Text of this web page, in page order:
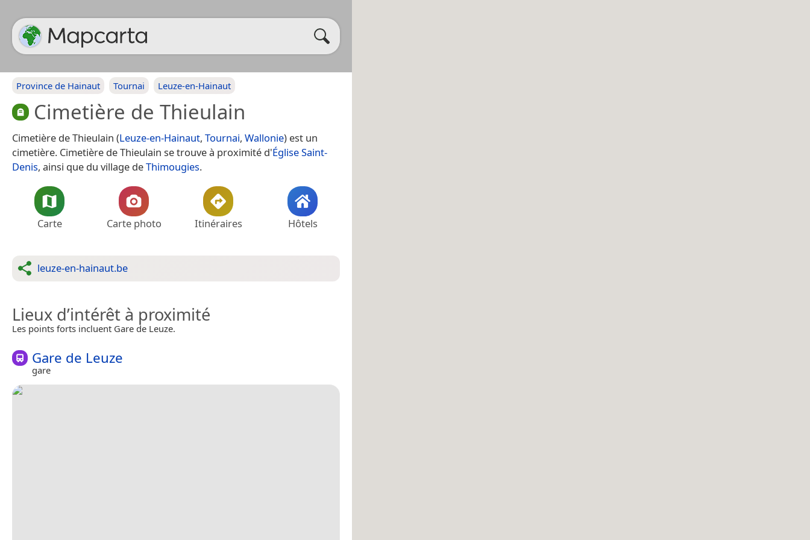
Province de Hainaut Tournai Leuze-en-Hainaut
Cimetière de Thieulain
Cimetière de Thieulain (Leuze-en-Hainaut, Tournai, Wallonie) est un
cimetière. Cimetière de Thieulain se trouve à proximité d'Église Saint-
Denis, ainsi que du village deThimougies.
Carte Carte photo Itinéraires Hôtels
leuze-en-hainaut.be
Lieux d’intérêt à proximité
Les points forts incluent Gare de Leuze.
Gare de Leuze
gare